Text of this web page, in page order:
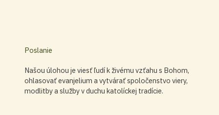
Poslanie
Našou úlohou je viesť ľudí k živému vzťahu s Bohom,
ohlasovať evanjelium a vytvárať spoločenstvo viery,
modlitby a služby v duchu katolíckej tradície.